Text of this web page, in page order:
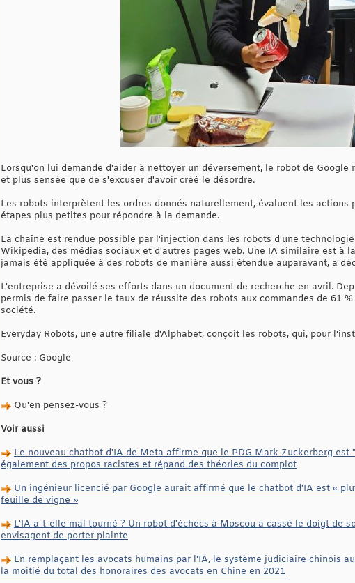
Lorsqu'on lui demande d'aider à nettoyer un déversement, le robot de
et plus sensée que de s'excuser d'avoir créé le désordre.
Les robots interprètent les ordres donnés naturellement, évaluent les
étapes plus petites pour répondre à la demande.
La chaîne est rendue possible par l'injection dans les robots d'une
Wikipedia, des médias sociaux et d'autres pages web. Une IA similaire est à
jamais été appliquée à des robots de manière aussi étendue auparavant, a
L'entreprise a dévoilé ses efforts dans un document de recherche en avril.
permis de faire passer le taux de réussite des robots aux commandes de 61
société.
Everyday Robots, une autre filiale d'Alphabet, conçoit les robots, qui, pour
Source : Google
Et vous ?
Qu'en pensez-vous ?
Voir aussi
Le nouveau chatbot d'IA de Meta affirme que le PDG Mark Zuckerberg
également des propos racistes et répand des théories du complot
Un ingénieur licencié par Google aurait affirmé que le chatbot d'IA est «
feuille de vigne »
L'IA a-t-elle mal tourné ? Un robot d'échecs à Moscou a cassé le doigt de
envisagent de porter plainte
En remplaçant les avocats humains par l'IA, le système judiciaire chinois
la moitié du total des honoraires des avocats en Chine en 2021